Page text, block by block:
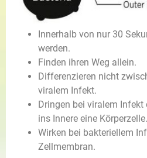
Innerhalb von nur 30
werden.
Finden ihren Weg allein.
Differenzieren nicht
viralem Infekt.
Dringen bei viralem
ins Innere eine Körperzelle.
Wirken bei bakteriellem
Zellmembran.